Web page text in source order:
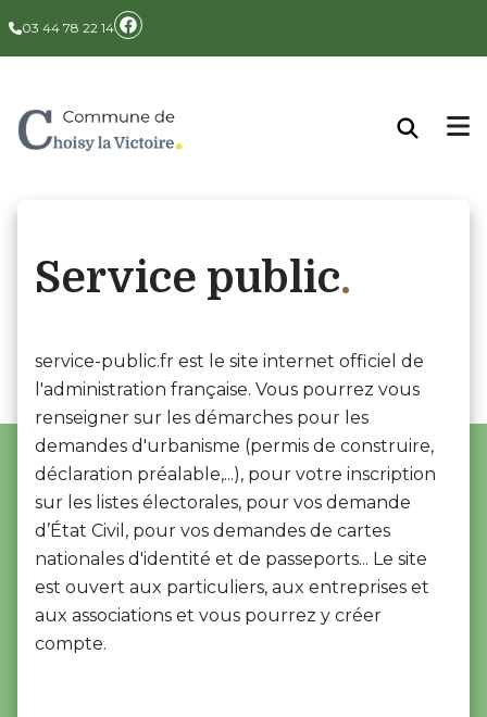
03 44 78 22 14
Service public
service-public.fr est le site internet officiel de
l'administration française. Vous pourrez vous
renseigner sur les démarches pour les
demandes d'urbanisme (permis de construire,
déclaration préalable,...), pour votre inscription
sur les listes électorales, pour vos demande
d’État Civil, pour vos demandes de cartes
nationales d'identité et de passeports... Le site
est ouvert aux particuliers, aux entreprises et
aux associations et vous pourrez y créer
compte.
Panneau de gestion des cookies